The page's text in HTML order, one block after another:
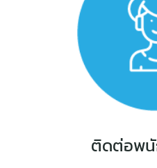
ติดต่อพนั